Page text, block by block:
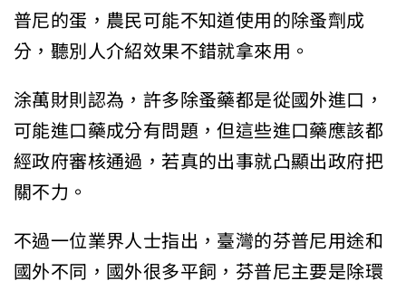
普尼的蛋，農民可能不知道使用的除蚤劑成
分，聽別人介紹效果不錯就拿來用。
涂萬財則認為，許多除蚤藥都是從國外進口，
可能進口藥成分有問題，但這些進口藥應該都
經政府審核通過，若真的出事就凸顯出政府把
關不力。
不過一位業界人士指出，臺灣的芬普尼用途和
國外不同，國外很多平飼，芬普尼主要是除環